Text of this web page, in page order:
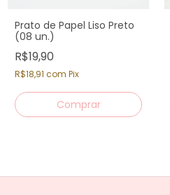
Prato de Papel Liso Preto
(08 un.)
R$19,90
R$18,91 com Pix